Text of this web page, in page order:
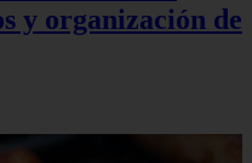
y organización de